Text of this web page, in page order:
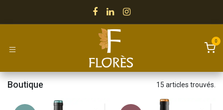
0
Boutique 15 articles trouvés.